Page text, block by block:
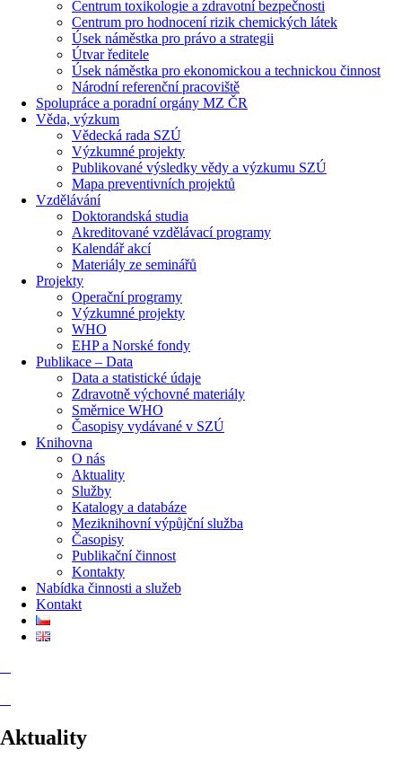
Centrum toxikologie a zdravotní bezpečnosti
Centrum pro hodnocení rizik chemických látek
Úsek náměstka pro právo a strategii
Útvar ředitele
Úsek náměstka pro ekonomickou a technickou činnost
Národní referenční pracoviště
Spolupráce a poradní orgány MZ ČR
Věda, výzkum
Vědecká rada SZÚ
Výzkumné projekty
Publikované výsledky vědy a výzkumu SZÚ
Mapa preventivních projektů
Vzdělávání
Doktorandská studia
Akreditované vzdělávací programy
Kalendář akcí
Materiály ze seminářů
Projekty
Operační programy
Výzkumné projekty
WHO
EHP a Norské fondy
Publikace – Data
Data a statistické údaje
Zdravotně výchovné materiály
Směrnice WHO
Časopisy vydávané v SZÚ
Knihovna
O nás
Aktuality
Služby
Katalogy a databáze
Meziknihovní výpůjční služba
Časopisy
Publikační činnost
Kontakty
Nabídka činnosti a služeb
Kontakt
Aktuality